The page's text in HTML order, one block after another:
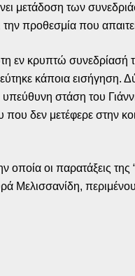
μετάδοση των
προθεσμία που
εν κρυπτώ συνεδρίασή
κάποια εισήγηση.
στάση του
δεν μετέφερε στην
οι παρατάξεις της
Μελισσανίδη,